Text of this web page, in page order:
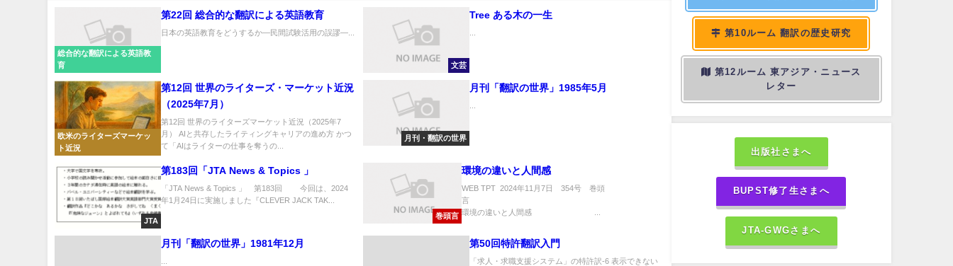
総合的な翻訳による英語教
育
第22回 総合的な翻訳による英語教育
日本の英語教育をどうするか―民間試験活用の誤謬―...
文芸
Tree ある木の一生
...
欧米のライターズマーケッ
ト近況
第12回 世界のライターズ・マーケット近況
（2025年7月）
第12回 世界のライターズマーケット近況（2025年7
月） AIと共存したライティングキャリアの進め方 かつ
て「AIはライターの仕事を奪うの...
月刊・翻訳の世界
月刊「翻訳の世界」1985年5月
JTA
第183回「JTA News & Topics 」
「JTA News & Topics 」 第183回 今回は、2024
年1月24日に実施しました『CLEVER JACK TAK...
巻頭言
環境の違いと人間感
WEB TPT 2024年11月7日 354号 巻頭
言
環境の違いと人間感 ...
月刊「翻訳の世界」1981年12月 第50回特許翻訳入門
「求人・求職支援システム」の特許訳-6 表示できない
第10ルーム 翻訳の歴史研究
第12ルーム 東アジア・ニュース
レター
出版社さまへ
BUPST修了生さまへ
JTA-GWGさまへ